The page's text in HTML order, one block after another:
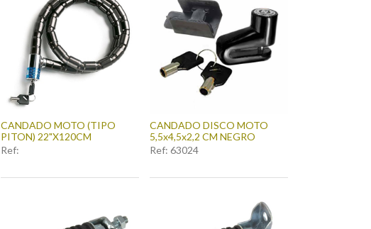
CANDADO MOTO (TIPO
PITON) 22"X120CM
Ref:
CANDADO DISCO MOTO
5,5x4,5x2,2 CM NEGRO
Ref: 63024